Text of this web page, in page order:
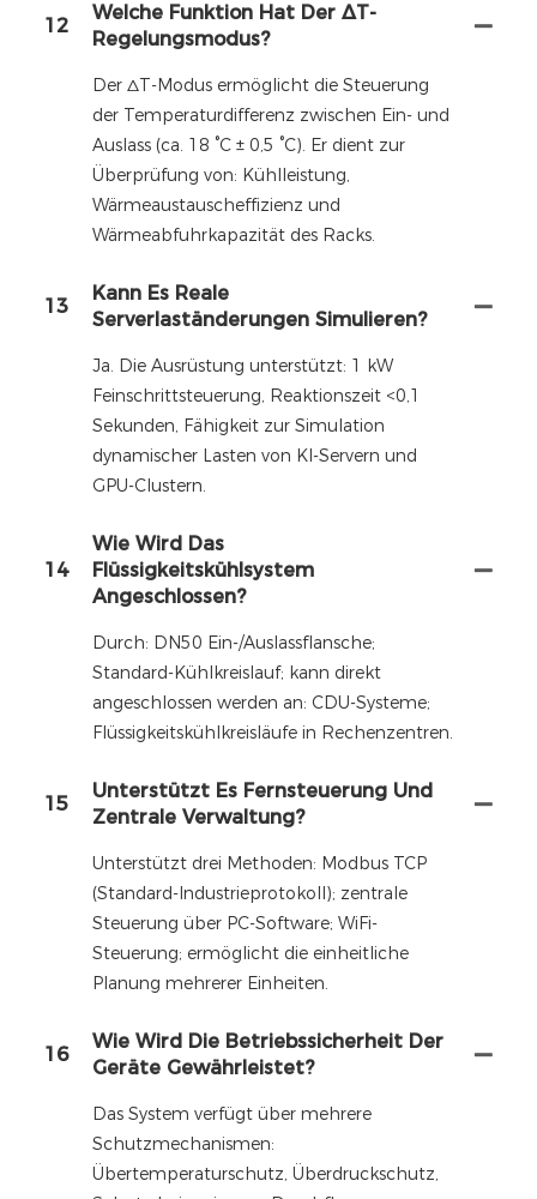
12
Welche Funktion Hat Der ΔT-
Regelungsmodus?
Der ΔT-Modus ermöglicht die Steuerung
der Temperaturdifferenz zwischen Ein- und
Auslass (ca. 18 °C ± 0,5 °C). Er dient zur
Überprüfung von: Kühlleistung,
Wärmeaustauscheffizienz und
Wärmeabfuhrkapazität des Racks.
13
Kann Es Reale
Serverlaständerungen Simulieren?
Ja. Die Ausrüstung unterstützt: 1 kW
Feinschrittsteuerung, Reaktionszeit <0,1
Sekunden, Fähigkeit zur Simulation
dynamischer Lasten von KI-Servern und
GPU-Clustern.
14
Wie Wird Das
Flüssigkeitskühlsystem
Angeschlossen?
Durch: DN50 Ein-/Auslassflansche;
Standard-Kühlkreislauf; kann direkt
angeschlossen werden an: CDU-Systeme;
Flüssigkeitskühlkreisläufe in Rechenzentren.
15
Unterstützt Es Fernsteuerung Und
Zentrale Verwaltung?
Unterstützt drei Methoden: Modbus TCP
(Standard-Industrieprotokoll); zentrale
Steuerung über PC-Software; WiFi-
Steuerung; ermöglicht die einheitliche
Planung mehrerer Einheiten.
16
Wie Wird Die Betriebssicherheit Der
Geräte Gewährleistet?
Das System verfügt über mehrere
Schutzmechanismen:
Übertemperaturschutz, Überdruckschutz,